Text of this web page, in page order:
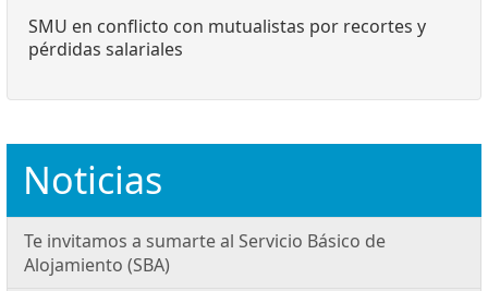
SMU en conflicto con mutualistas por recortes y
pérdidas salariales
Noticias
Te invitamos a sumarte al Servicio Básico de
Alojamiento (SBA)